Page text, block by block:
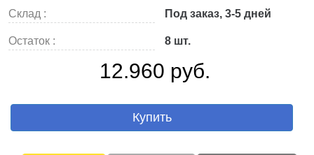
Склад : Под заказ, 3-5 дней
Остаток : 8 шт.
12.960 руб.
Купить